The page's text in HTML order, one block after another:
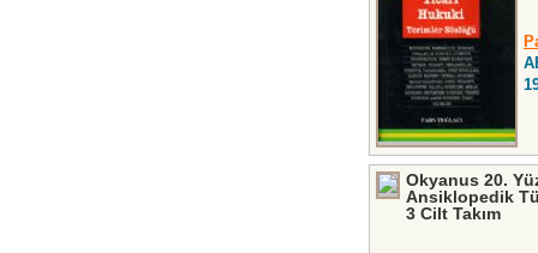
Okyanus 20.
Ansiklopedik
3 Cilt Takım